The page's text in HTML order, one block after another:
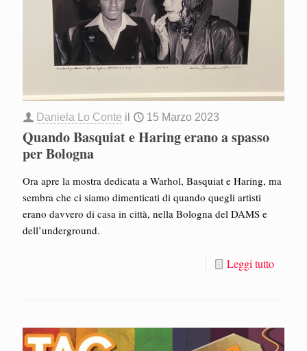
Daniela Lo Conte il 15 Marzo 2023
Quando Basquiat e Haring erano a spasso
per Bologna
Ora apre la mostra dedicata a Warhol, Basquiat e Haring, ma
sembra che ci siamo dimenticati di quando quegli artisti
erano davvero di casa in città, nella Bologna del DAMS e
dell’underground.
Leggi tutto